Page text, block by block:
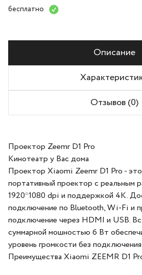
бесплатно
Описание
Отзывов (0)
Проектор Zeemr D1 Pro
Кинотеатр у Вас дома
Проектор Xiaomi Zeemr D1 Pro -
портативный проектор с реальным
1920*1080 dpi и поддержкой 4K.
подключение по Bluetooth, Wi-Fi и
подключение через HDMI и USB.
суммарной мошностью б Вт
уровень громкости без
Преимущества Xiaomi ZEEMR D1